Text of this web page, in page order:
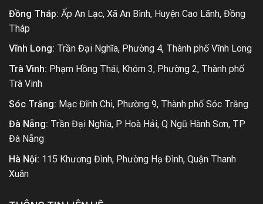
Đồng Tháp: Ấp An Lạc, Xã An Bình, Huyện Cao Lãnh, Đồng
Tháp
Vĩnh Long: Trần Đại Nghĩa, Phường 4, Thành phố Vĩnh Long
Trà Vinh: Phạm Hồng Thái, Khóm 3, Phường 2, Thành phố
Trà Vinh
Sóc Trăng: Mạc Đĩnh Chi, Phường 9, Thành phố Sóc Trăng
Đà Nẵng: Trần Đại Nghĩa, P Hoà Hải, Q Ngũ Hành Sơn, TP
Đà Nẵng
Hà Nội: 115 Khương Đình, Phường Hạ Đình, Quận Thanh
Xuân